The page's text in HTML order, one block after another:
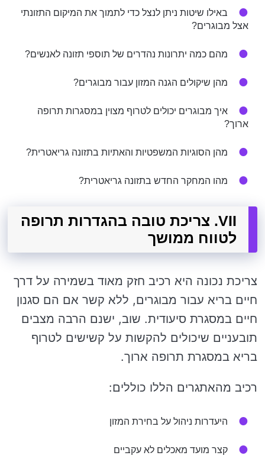
באילו שיטות ניתן לנצל כדי לתמוך את המיקום התזונתי
אצל מבוגרים?
מהם כמה יתרונות נהדרים של תוספי תזונה לאנשים?
מהן שיקולים הגנה המזון עבור מבוגרים?
איך מבוגרים יכולים לטרוף מצוין במסגרות תרופה
ארוך?
מהן הסוגיות המשפטיות והאתיות בתזונה גריאטרית?
מהו המחקר החדש בתזונה גריאטרית?
VII. צריכת טובה בהגדרות תרופה
לטווח ממושך
צריכת נכונה היא רכיב חזק מאוד בשמירה על דרך
חיים בריא עבור מבוגרים, ללא קשר אם הם סגנון
חיים במסגרת סיעודית. שוב, ישנם הרבה מצבים
תובעניים שיכולים להקשות על קשישים לטרוף
בריא במסגרת תרופה ארוך.
רכיב מהאתגרים הללו כוללים:
היעדרות ניהול על בחירת המזון
קצר מועד מאכלים לא עקביים